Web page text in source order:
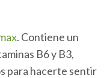
. Contiene un
B6 y B3,
para hacerte sentir